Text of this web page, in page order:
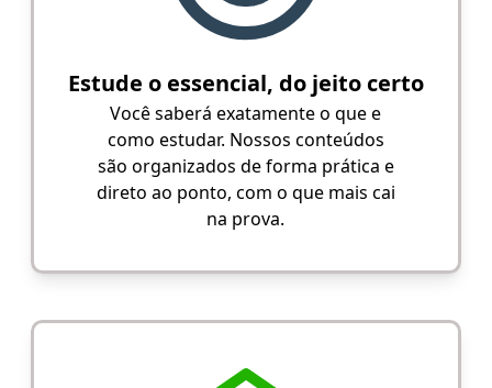
Estude o essencial, do jeito certo
Você saberá exatamente o que e
como estudar. Nossos conteúdos
são organizados de forma prática e
direto ao ponto, com o que mais cai
na prova.